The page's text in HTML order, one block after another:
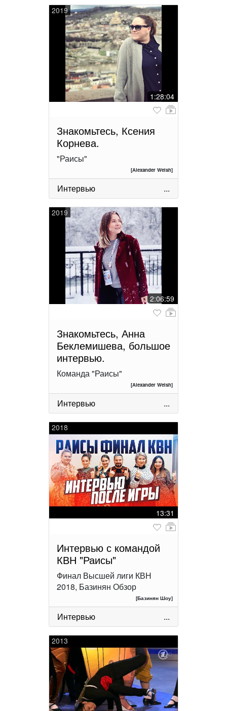
2019
1:28:04
Знакомьтесь, Ксения
Корнева.
"Раисы"
[Alexander Welsh]
Интервью ...
2019
2:06:59
Знакомьтесь, Анна
Беклемишева, большое
интервью.
Команда "Раисы"
[Alexander Welsh]
Интервью ...
2018
13:31
Интервью с командой
КВН "Раисы"
Финал Высшей лиги КВН
2018, Базинян Обзор
[Базинян Шоу]
Интервью ...
2013